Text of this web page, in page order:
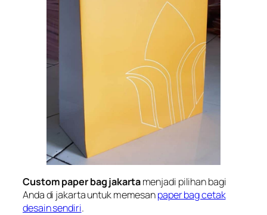
Custom paper bag jakartamenjadi pilihan bagi
Anda di jakarta untuk memesanpaper bag cetak
desain sendiri.